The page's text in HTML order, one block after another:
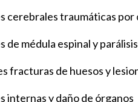
cerebrales traumáticas por
de médula espinal y parálisis
fracturas de huesos y
internas y daño de órganos